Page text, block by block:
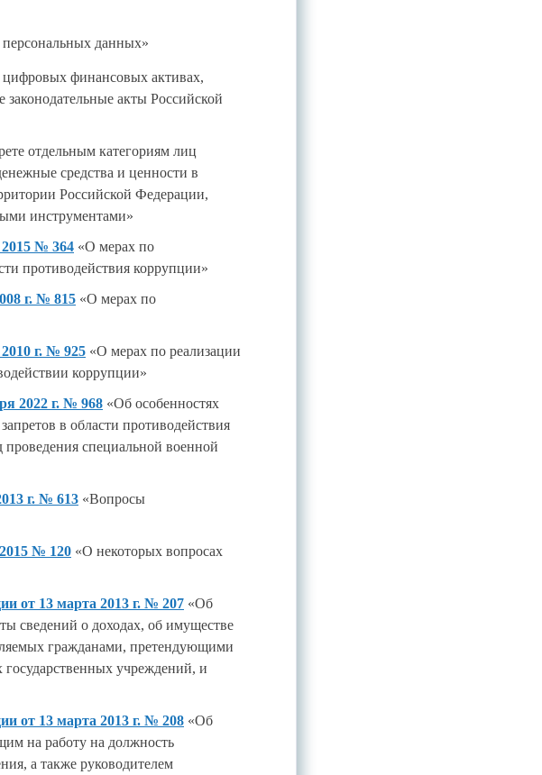
данных»
финансовых активах,
акты Российской
отдельным категориям лиц
средства и ценности в
Российской Федерации,
инструментами»
2015 № 364 «О мерах по
противодействия коррупции»
г. № 815 «О мерах по
г. № 925 «О мерах по реализации
коррупции»
2022 г. № 968 «Об особенностях
в области противодействия
специальной военной
г. № 613 «Вопросы
№ 120 «О некоторых вопросах
от 13 марта 2013 г. № 207 «Об
сведений о доходах, об имуществе
гражданами, претендующими
учреждений, и
от 13 марта 2013 г. № 208 «Об
на работу на должность
а также руководителем